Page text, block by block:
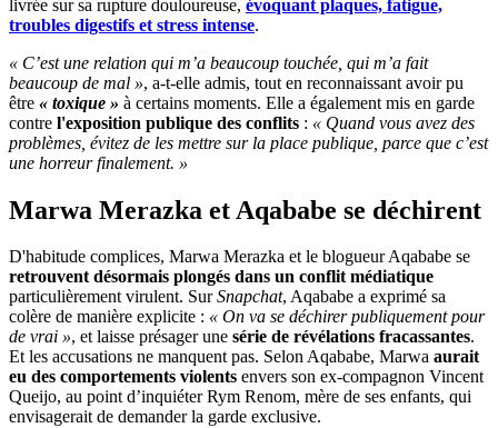
livrée sur sa rupture douloureuse, évoquant plaques, fatigue,
troubles digestifs et stress intense.
« C’est une relation qui m’a beaucoup touchée, qui m’a fait
beaucoup de mal », a-t-elle admis, tout en reconnaissant avoir pu
être « toxique » à certains moments. Elle a également mis en garde
contre l'exposition publique des conflits : « Quand vous avez des
problèmes, évitez de les mettre sur la place publique, parce que c’est
une horreur finalement. »
Marwa Merazka et Aqababe se déchirent
D'habitude complices, Marwa Merazka et le blogueur Aqababe se
retrouvent désormais plongés dans un conflit médiatique
particulièrement virulent. SurSnapchat, Aqababe a exprimé sa
colère de manière explicite : « On va se déchirer publiquement pour
de vrai », et laisse présager une série de révélations fracassantes.
Et les accusations ne manquent pas. Selon Aqababe, Marwa aurait
eu des comportements violents envers son ex-compagnon Vincent
Queijo, au point d’inquiéter Rym Renom, mère de ses enfants, qui
envisagerait de demander la garde exclusive.